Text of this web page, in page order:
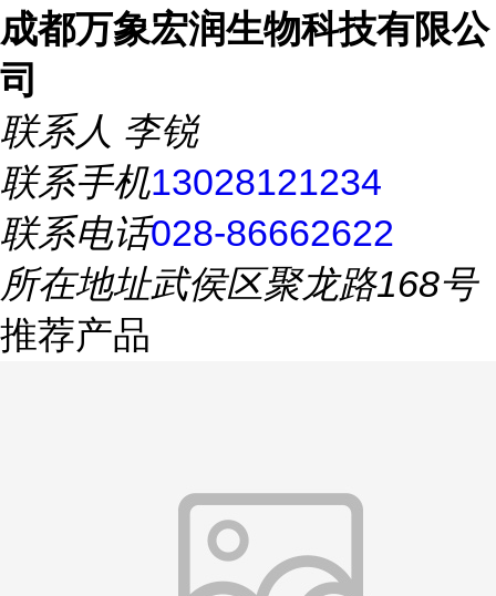
成都万象宏润生物科技有限公
司
联系人 李锐
联系手机13028121234
联系电话028-86662622
所在地址武侯区聚龙路168号
推荐产品